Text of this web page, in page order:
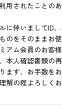
用されたことの
に伴いましてID
のをそのままお
アム会員のお客
本人確認書類の
ます、お手数を
解の程よろしく